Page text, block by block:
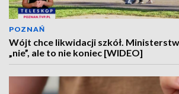
POZNAŃ
Wójt chce likwidacji szkół.
„nie”, ale to nie koniec [WIDEO]